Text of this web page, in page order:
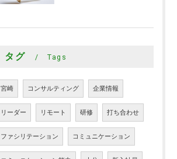
タグ Tags
宮崎 コンサルティング 企業情報
リーダー リモート 研修 打ち合わせ
ファシリテーション コミュニケーション